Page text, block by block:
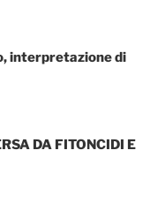
interpretazione di
DA FITONCIDI E